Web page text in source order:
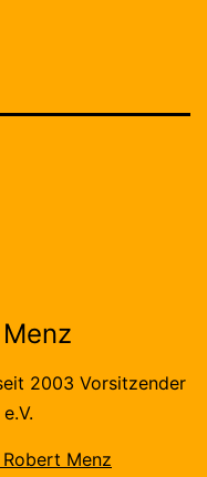
2003 Vorsitzender
Menz